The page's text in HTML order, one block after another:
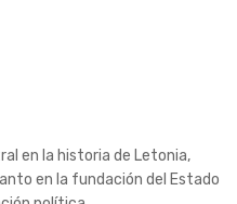
en la historia de Letonia,
en la fundación del Estado